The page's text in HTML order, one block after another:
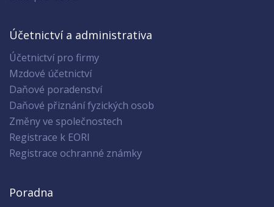
Účetnictví a administrativa
Účetnictví pro firmy
Mzdové účetnictví
Daňové poradenství
Daňové přiznání fyzických osob
Změny ve společnostech
Registrace k EORI
Registrace ochranné známky
Poradna